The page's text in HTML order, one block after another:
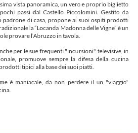
vista panoramica, un vero e proprio biglietto
passi dal Castello Piccolomini. Gestito da
padrone di casa, propone ai suoi ospiti prodotti
la “Locanda Madonna delle Vigne” è un
provare l’Abruzzo in tavola.
per le sue frequenti "incursioni" televisive, in
promuove sempre la difesa della cucina
tipici alla base dei suoi piatti.
è maniacale, da non perdere il un "viaggio"